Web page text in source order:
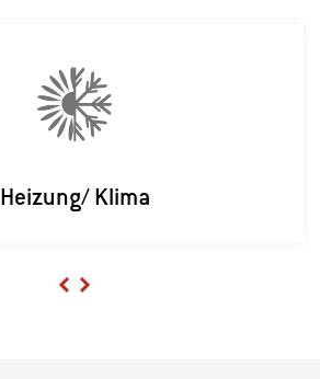
Heizung/ Klima
Previous
Next